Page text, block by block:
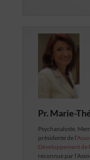
Pr. Marie-
Psychanalyste,
présidente de l’
Développement de
reconnue par